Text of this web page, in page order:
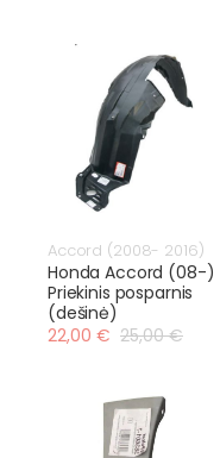
Accord (2008- 2016)
Honda Accord (08-)
Priekinis posparnis
(dešinė)
22,00 € 25,00 €